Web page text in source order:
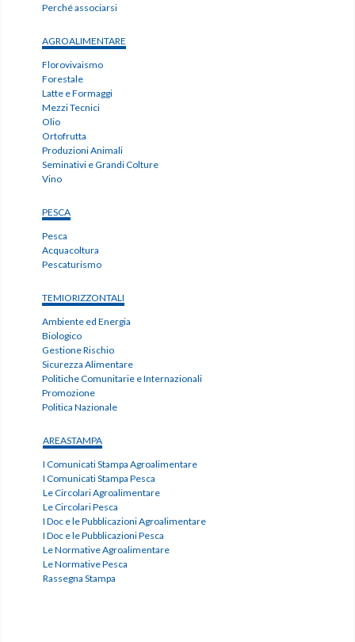
Perché associarsi
AGROALIMENTARE
Florovivaismo
Forestale
Latte e Formaggi
Mezzi Tecnici
Olio
Ortofrutta
Produzioni Animali
Seminativi e Grandi Colture
Vino
PESCA
Pesca
Acquacoltura
Pescaturismo
TEMIORIZZONTALI
Ambiente ed Energia
Biologico
Gestione Rischio
Sicurezza Alimentare
Politiche Comunitarie e Internazionali
Promozione
Politica Nazionale
AREASTAMPA
I Comunicati Stampa Agroalimentare
I Comunicati Stampa Pesca
Le Circolari Agroalimentare
Le Circolari Pesca
I Doc e le Pubblicazioni Agroalimentare
I Doc e le Pubblicazioni Pesca
Le Normative Agroalimentare
Le Normative Pesca
Rassegna Stampa